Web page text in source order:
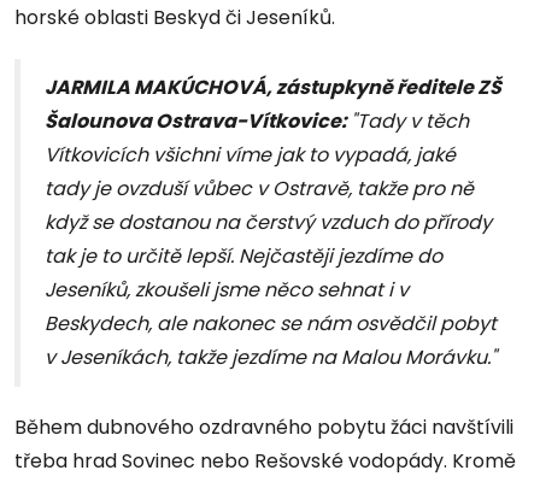
horské oblasti Beskyd či Jeseníků.
JARMILA MAKÚCHOVÁ, zástupkyně ředitele ZŠ
Šalounova Ostrava-Vítkovice: "Tady v těch
Vítkovicích všichni víme jak to vypadá, jaké
tady je ovzduší vůbec v Ostravě, takže pro ně
když se dostanou na čerstvý vzduch do přírody
tak je to určitě lepší. Nejčastěji jezdíme do
Jeseníků, zkoušeli jsme něco sehnat i v
Beskydech, ale nakonec se nám osvědčil pobyt
v Jeseníkách, takže jezdíme na Malou Morávku."
Během dubnového ozdravného pobytu žáci navštívili
třeba hrad Sovinec nebo Rešovské vodopády. Kromě